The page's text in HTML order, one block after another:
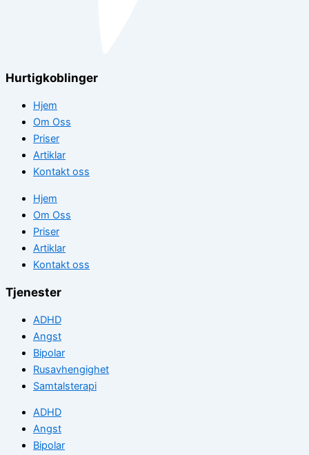
Hurtigkoblinger
Hjem
Om Oss
Priser
Artiklar
Kontakt oss
Hjem
Om Oss
Priser
Artiklar
Kontakt oss
Tjenester
ADHD
Angst
Bipolar
Rusavhengighet
Samtalsterapi
ADHD
Angst
Bipolar